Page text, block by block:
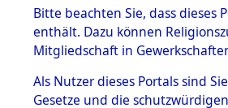
BESTÄNDE
1.
mente
5. Verschiedenes
Bitte beachten Sie, dass
enthält. Dazu können
Mitgliedschaft in
Als Nutzer dieses Portals sind
Gesetze und die